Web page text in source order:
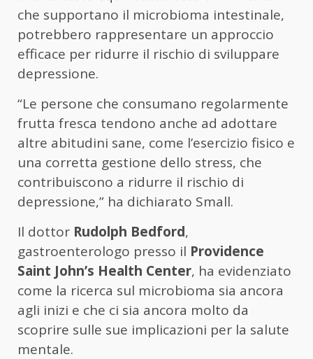
che supportano il microbioma intestinale,
potrebbero rappresentare un approccio
efficace per ridurre il rischio di sviluppare
depressione.
“Le persone che consumano regolarmente
frutta fresca tendono anche ad adottare
altre abitudini sane, come l’esercizio fisico e
una corretta gestione dello stress, che
contribuiscono a ridurre il rischio di
depressione,” ha dichiarato Small.
Il dottor Rudolph Bedford,
gastroenterologo presso il Providence
Saint John’s Health Center, ha evidenziato
come la ricerca sul microbioma sia ancora
agli inizi e che ci sia ancora molto da
scoprire sulle sue implicazioni per la salute
mentale.